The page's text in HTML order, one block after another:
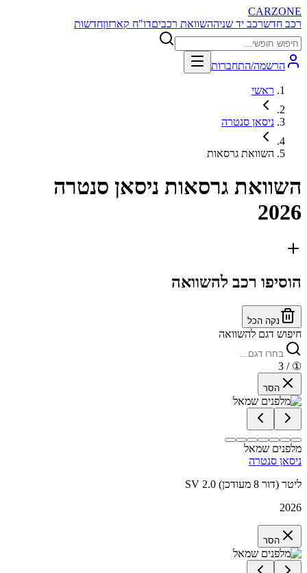
CARZONE
רכב חדשרכב יד שניההשוואת רכביםדו"ח קארזוןחדשות
הרשמה/התחברות
ראשי
ניסאן סנטרה
השוואת גרסאות
השוואת גרסאות ניסאן סנטרה
2026
הוסיפו רכב להשוואה
נקה הכל
חיפוש דגם להשוואה
①
/ 3
הסר
מלפנים שמאל
ניסאן סנטרה
SV 2.0 ליטר (דור 8 מעודכן)
2026
הסר